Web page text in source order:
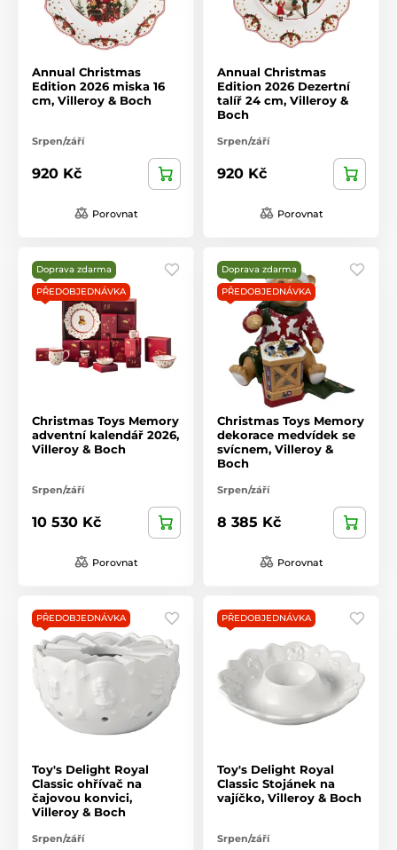
Annual Christmas
Edition 2026 miska 16
cm, Villeroy & Boch
Srpen/září
920 Kč
Porovnat
Annual Christmas
Edition 2026 Dezertní
talíř 24 cm, Villeroy &
Boch
Srpen/září
920 Kč
Porovnat
Doprava zdarma
PŘEDOBJEDNÁVKA
Christmas Toys Memory
adventní kalendář 2026,
Villeroy & Boch
Srpen/září
10 530 Kč
Porovnat
Doprava zdarma
PŘEDOBJEDNÁVKA
Christmas Toys Memory
dekorace medvídek se
svícnem, Villeroy &
Boch
Srpen/září
8 385 Kč
Porovnat
PŘEDOBJEDNÁVKA
Toy's Delight Royal
Classic ohřívač na
čajovou konvici,
Villeroy & Boch
Srpen/září
PŘEDOBJEDNÁVKA
Toy's Delight Royal
Classic Stojánek na
vajíčko, Villeroy & Boch
Srpen/září